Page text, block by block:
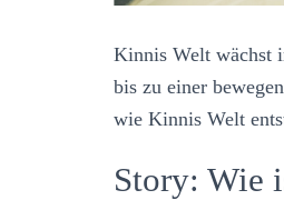
Kinnis Welt wächst
bis zu einer
wie Kinnis Welt
Story: Wie